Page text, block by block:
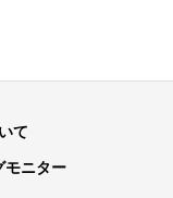
て
モニター